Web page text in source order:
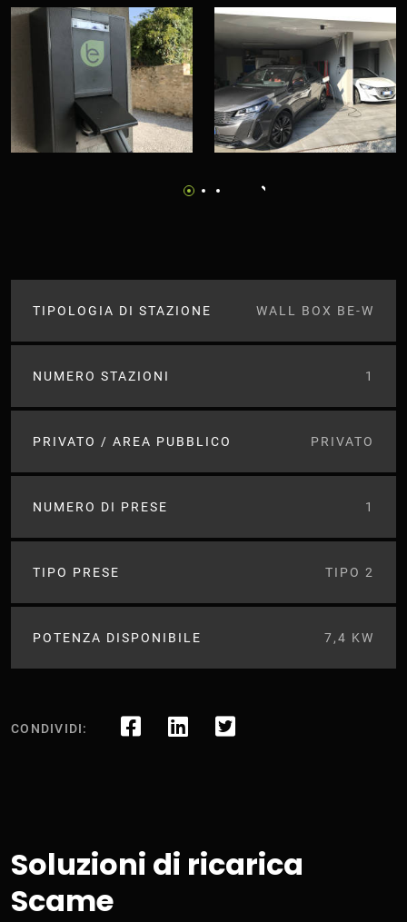
TIPOLOGIA DI STAZIONE WALL BOX BE-W
NUMERO STAZIONI 1
PRIVATO / AREA PUBBLICO PRIVATO
NUMERO DI PRESE 1
TIPO PRESE TIPO 2
POTENZA DISPONIBILE 7,4 KW
CONDIVIDI:
Soluzioni di ricarica
Scame